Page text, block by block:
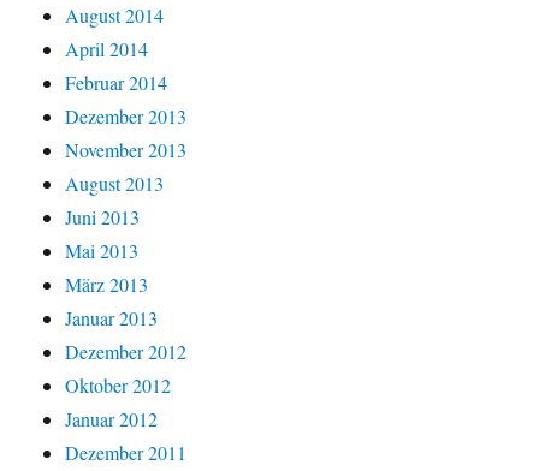
August 2014
April 2014
Februar 2014
Dezember 2013
November 2013
August 2013
Juni 2013
Mai 2013
März 2013
Januar 2013
Dezember 2012
Oktober 2012
Januar 2012
Dezember 2011